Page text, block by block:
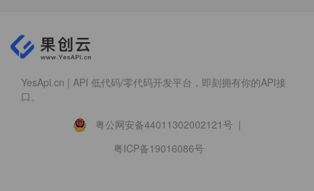
YesApi.cn | API 低代码/零代码开发平台，即刻拥有你的API接
口。
粤公网安备44011302002121号 |
粤ICP备19016086号